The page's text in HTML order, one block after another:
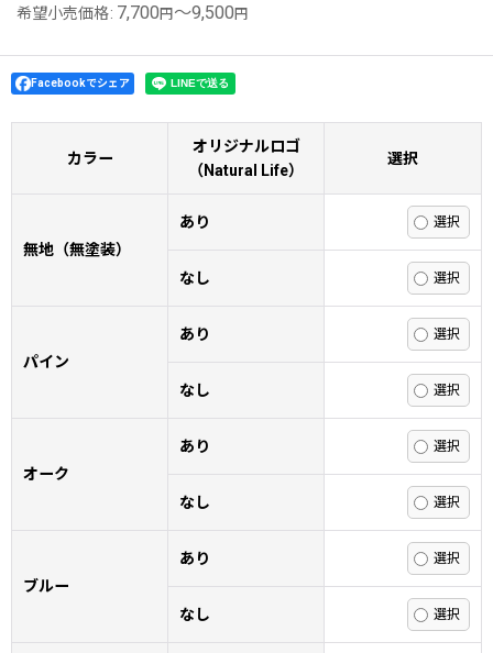
希望小売価格: 7,700 円 ～9,500 円
Facebookでシェア
カラー
オリジナルロゴ
（Natural Life）
選択
無地（無塗装）
あり
なし
パイン
あり
なし
オーク
あり
なし
ブルー
あり
なし